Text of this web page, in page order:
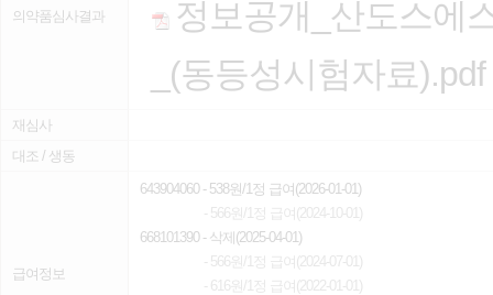
의약품심사결과
정보공개_산도스에
_(동등성시험자료).pdf
재심사
대조 / 생동
급여정보
643904060- 538원/1정 급여(2026-01-01)
- 566원/1정 급여(2024-10-01)
668101390- 삭제(2025-04-01)
- 566원/1정 급여(2024-07-01)
- 616원/1정 급여(2022-01-01)